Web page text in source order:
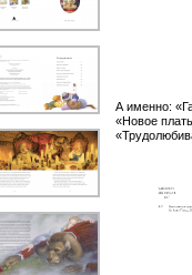
А именно:
«Новое